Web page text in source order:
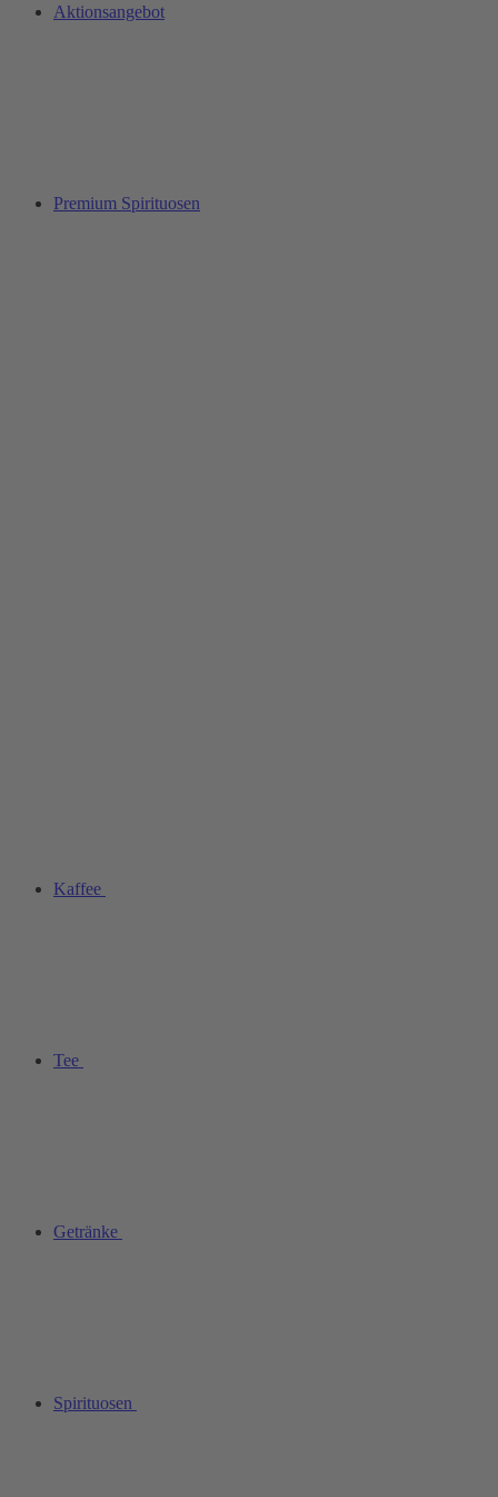
Aktionsangebot
Premium Spirituosen
Kaffee
Tee
Getränke
Spirituosen